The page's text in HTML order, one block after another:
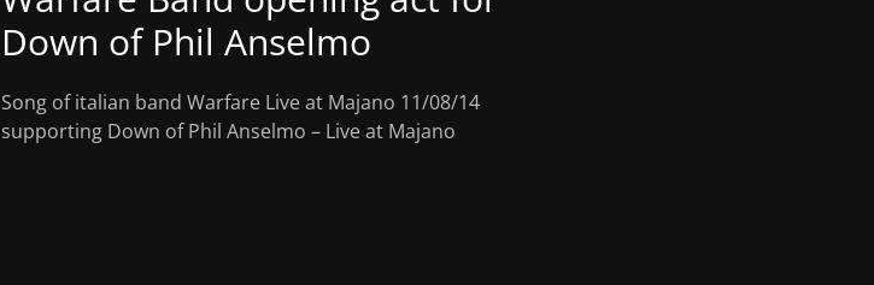
Down of Phil Anselmo
Song of italian band Warfare Live at Majano 11/08/14
supporting Down of Phil Anselmo – Live at Majano